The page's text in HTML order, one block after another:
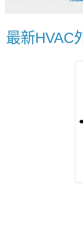
最新HVAC